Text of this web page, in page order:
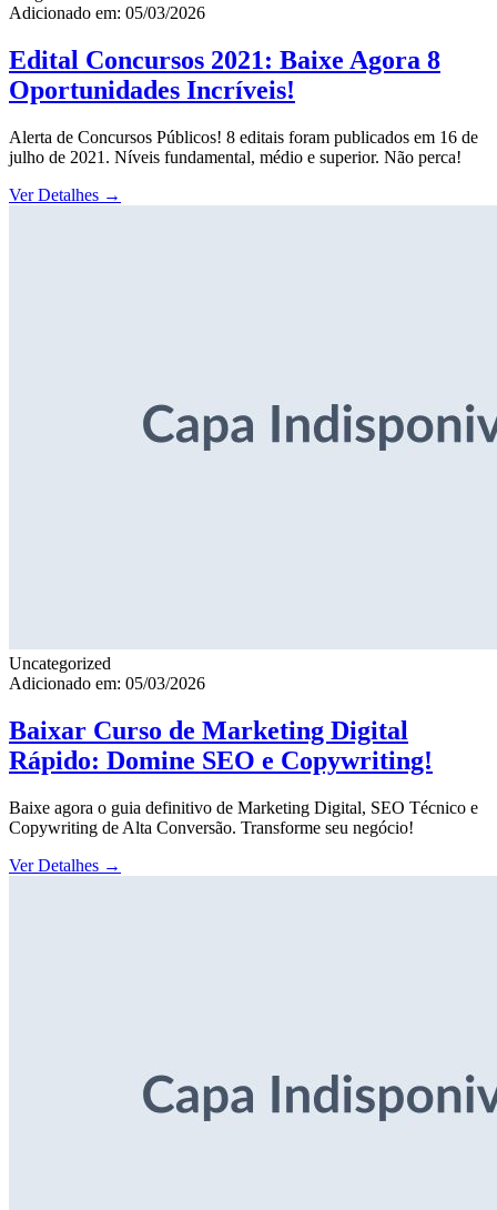
Adicionado em: 05/03/2026
Edital Concursos 2021: Baixe Agora 8
Oportunidades Incríveis!
Alerta de Concursos Públicos! 8 editais foram publicados em 16 de
julho de 2021. Níveis fundamental, médio e superior. Não perca!
Ver Detalhes →
Uncategorized
Adicionado em: 05/03/2026
Baixar Curso de Marketing Digital
Rápido: Domine SEO e Copywriting!
Baixe agora o guia definitivo de Marketing Digital, SEO Técnico e
Copywriting de Alta Conversão. Transforme seu negócio!
Ver Detalhes →